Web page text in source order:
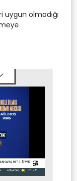
uygun olmadığı